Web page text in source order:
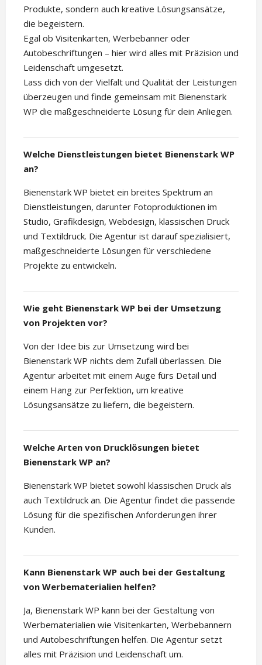
Produkte, sondern auch kreative Lösungsansätze,
die begeistern.
Egal ob Visitenkarten, Werbebanner oder
Autobeschriftungen – hier wird alles mit Präzision und
Leidenschaft umgesetzt.
Lass dich von der Vielfalt und Qualität der Leistungen
überzeugen und finde gemeinsam mit Bienenstark
WP die maßgeschneiderte Lösung für dein Anliegen.
Welche Dienstleistungen bietet Bienenstark WP
an?
Bienenstark WP bietet ein breites Spektrum an
Dienstleistungen, darunter Fotoproduktionen im
Studio, Grafikdesign, Webdesign, klassischen Druck
und Textildruck. Die Agentur ist darauf spezialisiert,
maßgeschneiderte Lösungen für verschiedene
Projekte zu entwickeln.
Wie geht Bienenstark WP bei der Umsetzung
von Projekten vor?
Von der Idee bis zur Umsetzung wird bei
Bienenstark WP nichts dem Zufall überlassen. Die
Agentur arbeitet mit einem Auge fürs Detail und
einem Hang zur Perfektion, um kreative
Lösungsansätze zu liefern, die begeistern.
Welche Arten von Drucklösungen bietet
Bienenstark WP an?
Bienenstark WP bietet sowohl klassischen Druck als
auch Textildruck an. Die Agentur findet die passende
Lösung für die spezifischen Anforderungen ihrer
Kunden.
Kann Bienenstark WP auch bei der Gestaltung
von Werbematerialien helfen?
Ja, Bienenstark WP kann bei der Gestaltung von
Werbematerialien wie Visitenkarten, Werbebannern
und Autobeschriftungen helfen. Die Agentur setzt
alles mit Präzision und Leidenschaft um.